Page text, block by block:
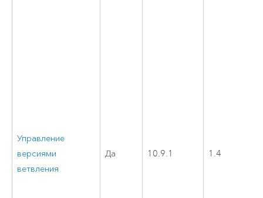
Управление
версиями
ветвления
Да 10.9.1 1.4